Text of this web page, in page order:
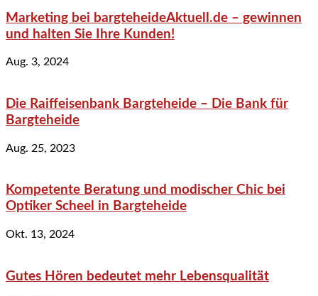
Marketing bei bargteheideAktuell.de – gewinnen
und halten Sie Ihre Kunden!
Aug. 3, 2024
Die Raiffeisenbank Bargteheide – Die Bank für
Bargteheide
Aug. 25, 2023
Kompetente Beratung und modischer Chic bei
Optiker Scheel in Bargteheide
Okt. 13, 2024
Gutes Hören bedeutet mehr Lebensqualität